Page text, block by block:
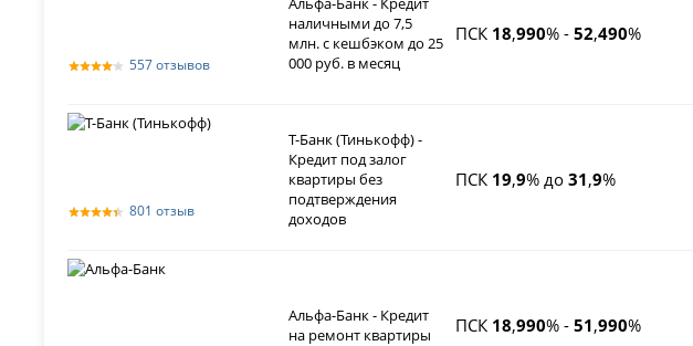
557 отзывов
наличными до 7,5
млн. с кешбэком до 25
000 руб. в месяц
ПСК 18,990% - 52,490%
801 отзыв
Т-Банк (Тинькофф) -
Кредит под залог
квартиры без
подтверждения
доходов
ПСК 19,9% до 31,9%
Альфа-Банк - Кредит
на ремонт квартиры
ПСК 18,990% - 51,990%